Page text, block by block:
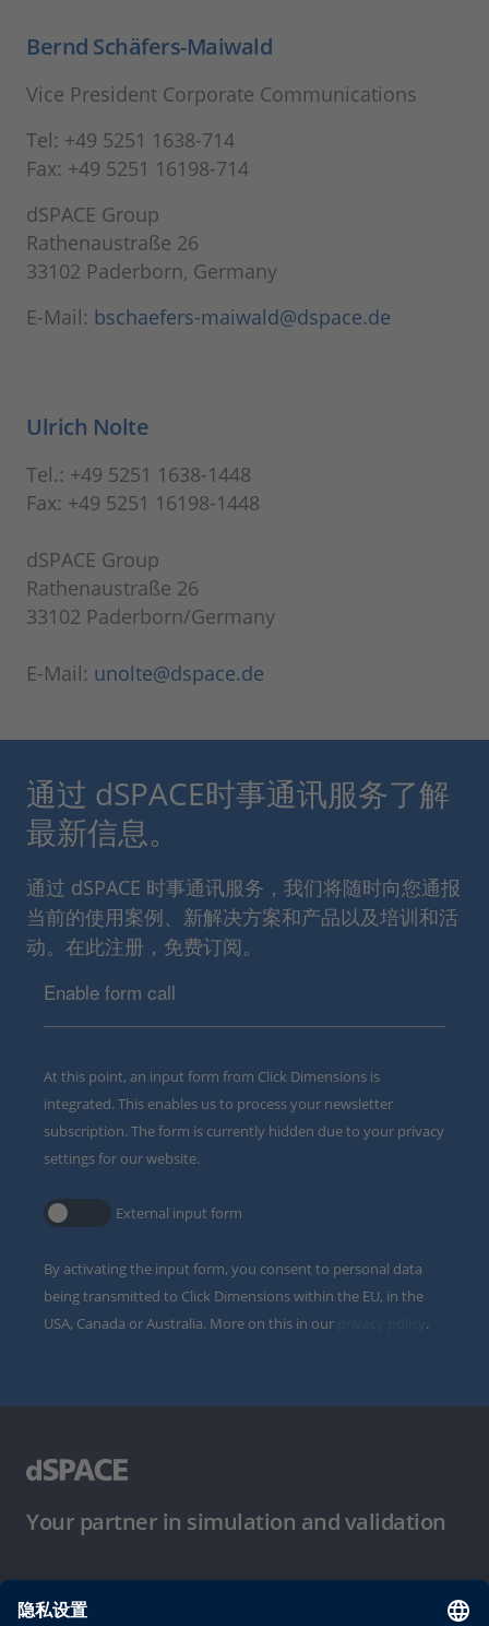
Bernd Schäfers-Maiwald
Vice President Corporate Communications
Tel: +49 5251 1638-714
Fax: +49 5251 16198-714
dSPACE Group
Rathenaustraße 26
33102 Paderborn, Germany
E-Mail: bschaefers-maiwald@dspace.de
Ulrich Nolte
Tel.: +49 5251 1638-1448
Fax: +49 5251 16198-1448
dSPACE Group
Rathenaustraße 26
33102 Paderborn/Germany
E-Mail: unolte@dspace.de
通过 dSPACE时事通讯服务了解
最新信息。
通过 dSPACE 时事通讯服务，我们将随时向您通报
当前的使用案例、新解决方案和产品以及培训和活
动。在此注册，免费订阅。
Enable form call
At this point, an input form from Click Dimensions is
integrated. This enables us to process your newsletter
subscription. The form is currently hidden due to your privacy
settings for our website.
External input form
By activating the input form, you consent to personal data
being transmitted to Click Dimensions within the EU, in the
USA, Canada or Australia. More on this in our
.
Your partner in simulation and validation